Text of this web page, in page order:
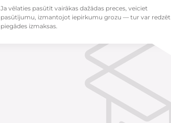
Ja vēlaties pasūtīt vairākas dažādas preces, veiciet
pasūtījumu, izmantojot iepirkumu grozu — tur var redzēt
piegādes izmaksas.